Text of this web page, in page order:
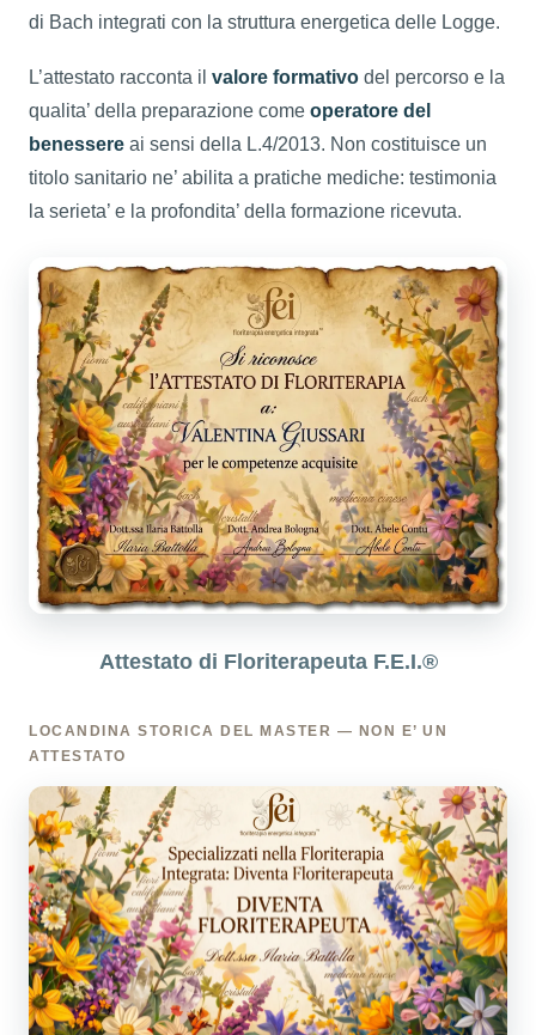
di Bach integrati con la struttura energetica delle Logge.
L’attestato racconta il valore formativo del percorso e la
qualita’ della preparazione come operatore del
benessere ai sensi della L.4/2013. Non costituisce un
titolo sanitario ne’ abilita a pratiche mediche: testimonia
la serieta’ e la profondita’ della formazione ricevuta.
Attestato di Floriterapeuta F.E.I.®
LOCANDINA STORICA DEL MASTER — NON E’ UN
ATTESTATO